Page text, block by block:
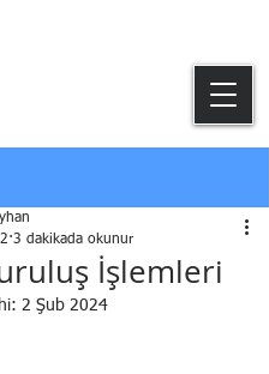
İşlemleri
3 dakikada okunur
2 Şub 2024